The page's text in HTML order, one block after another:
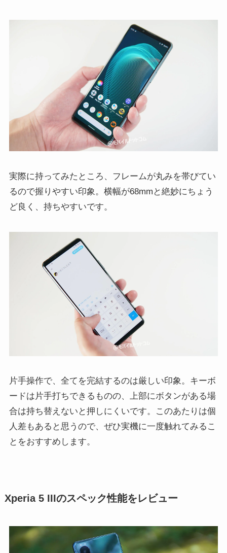
実際に持ってみたところ、フレームが丸みを帯びてい
るので握りやすい印象。横幅が68mmと絶妙にちょう
ど良く、持ちやすいです。
片手操作で、全てを完結するのは厳しい印象。キーボ
ードは片手打ちできるものの、上部にボタンがある場
合は持ち替えないと押しにくいです。このあたりは個
人差もあると思うので、ぜひ実機に一度触れてみるこ
とをおすすめします。
Xperia 5 IIIのスペック性能をレビュー